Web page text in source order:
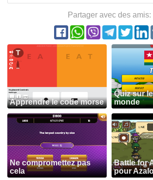
Partager avec des amis:
Apprendre le code morse
Quiz sur
monde
Ne compromettez pas
cela
Battle for
pour